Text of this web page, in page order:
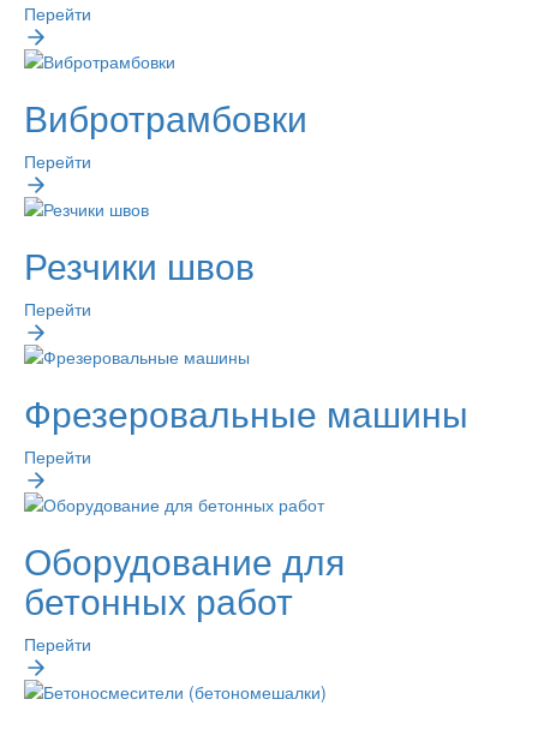
Перейти
Вибротрамбовки
Перейти
Резчики швов
Перейти
Фрезеровальные машины
Перейти
Оборудование для
бетонных работ
Перейти